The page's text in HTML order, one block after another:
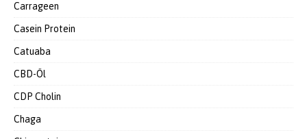
Carrageen
Casein Protein
Catuaba
CBD-Öl
CDP Cholin
Chaga